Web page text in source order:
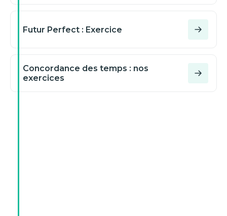
Futur Perfect : Exercice
Concordance des temps : nos
exercices